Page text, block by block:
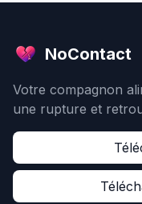
NoContact
Votre compagnon
une rupture et